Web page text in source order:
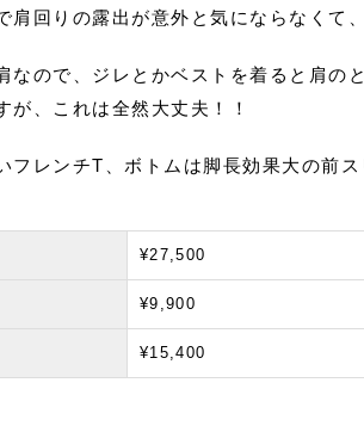
肩回りの露出が意外と気にならなくて
なので、ジレとかベストを着ると肩の
が、これは全然大丈夫！！
フレンチT、ボトムは脚長効果大の前
¥27,500
¥9,900
¥15,400